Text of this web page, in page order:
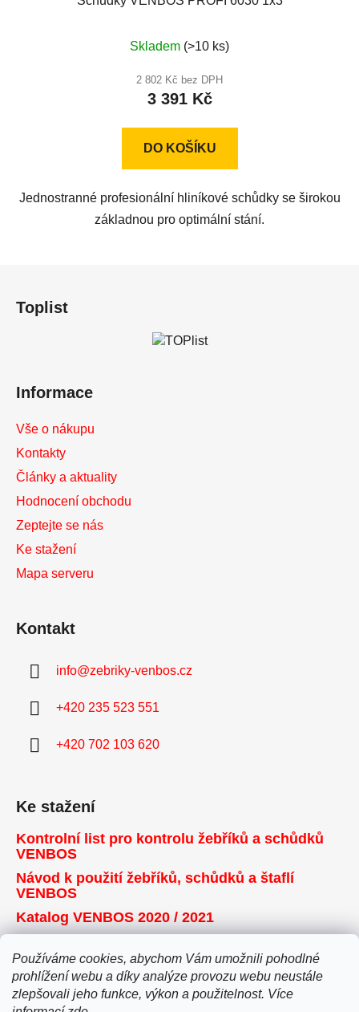
Používáme cookies, abychom Vám umožnili pohodlné
prohlížení webu a díky analýze provozu webu neustále
zlepšovali jeho funkce, výkon a použitelnost. Více
Skladem (>10 ks)
2 802 Kč bez DPH
3 391 Kč
DO KOŠÍKU
Jednostranné profesionální hliníkové schůdky se širokou
základnou pro optimální stání.
Toplist
Informace
Vše o nákupu
Kontakty
Články a aktuality
Hodnocení obchodu
Zeptejte se nás
Ke stažení
Mapa serveru
Kontakt
info@zebriky-venbos.cz
+420 235 523 551
+420 702 103 620
Ke stažení
Kontrolní list pro kontrolu žebříků a schůdků
VENBOS
Návod k použití žebříků, schůdků a štaflí
VENBOS
Katalog VENBOS 2020 / 2021
Přijímáme online platby